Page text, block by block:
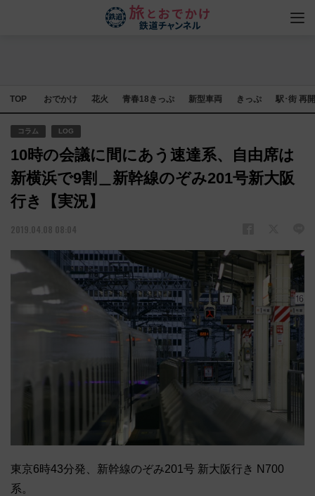
TOP おでかけ 花火 青春18きっぷ 新型車両 きっぷ 駅･街 再
コラム LOG
10時の会議に間にあう速達系、自由席は
新横浜で9割＿新幹線のぞみ201号新大阪
行き【実況】
2019.04.08 08:04
東京6時43分発、新幹線のぞみ201号 新大阪行き N700
系。